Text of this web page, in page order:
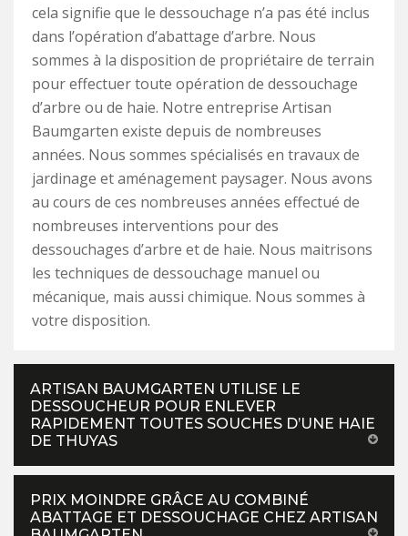
cela signifie que le dessouchage n’a pas été inclus
dans l’opération d’abattage d’arbre. Nous
sommes à la disposition de propriétaire de terrain
pour effectuer toute opération de dessouchage
d’arbre ou de haie. Notre entreprise Artisan
Baumgarten existe depuis de nombreuses
années. Nous sommes spécialisés en travaux de
jardinage et aménagement paysager. Nous avons
au cours de ces nombreuses années effectué de
nombreuses interventions pour des
dessouchages d’arbre et de haie. Nous maitrisons
les techniques de dessouchage manuel ou
mécanique, mais aussi chimique. Nous sommes à
votre disposition.
ARTISAN BAUMGARTEN UTILISE LE
DESSOUCHEUR POUR ENLEVER
RAPIDEMENT TOUTES SOUCHES D’UNE HAIE
DE THUYAS
PRIX MOINDRE GRÂCE AU COMBINÉ
ABATTAGE ET DESSOUCHAGE CHEZ ARTISAN